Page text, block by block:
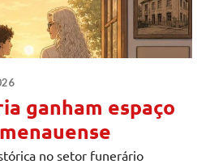
ganham espaço
no setor funerário